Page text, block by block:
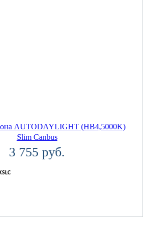
AUTODAYLIGHT (HB4,5000K)
Slim Canbus
3 755 руб.